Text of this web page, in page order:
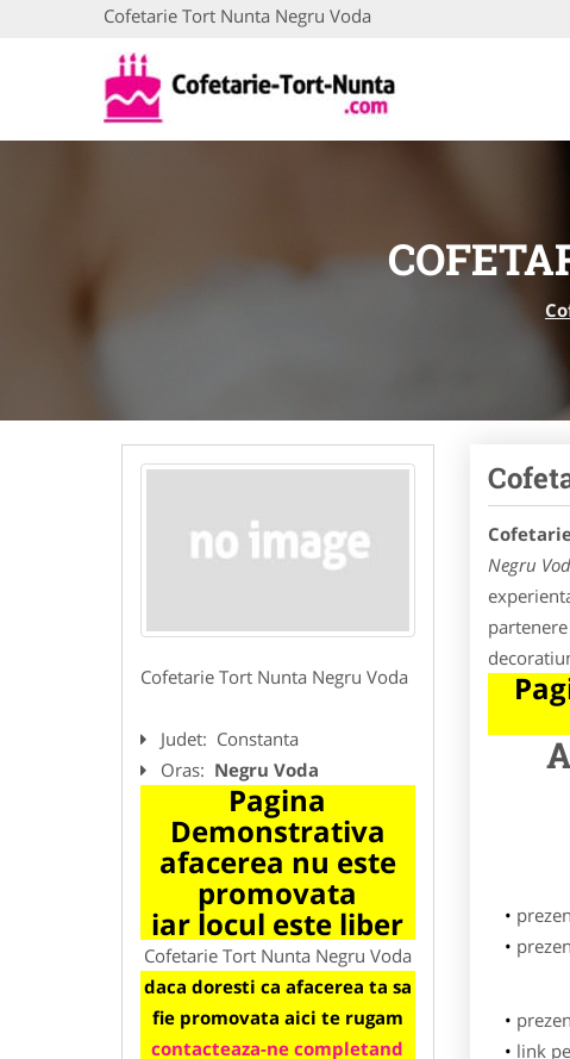
Cofetarie Tort Nunta Negru Voda
Cofetarie Tort Nunta Negru Voda
Judet: Constanta
Oras: Negru Voda
Pagina
Demonstrativa
afacerea nu este
promovata
iar locul este liber
Cofetarie Tort Nunta Negru Voda
daca doresti ca afacerea ta sa
fie promovata aici te rugam
contacteaza-ne completand
Negru
link